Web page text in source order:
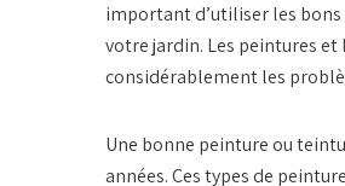
important d’utiliser les
votre jardin. Les peintures
considérablement les
Une bonne peinture ou
années. Ces types de